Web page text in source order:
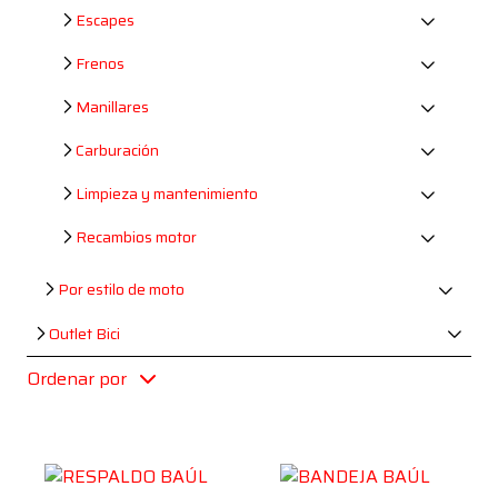
Escapes
Frenos
Manillares
Carburación
Limpieza y mantenimiento
Recambios motor
Por estilo de moto
Outlet Bici
Ordenar por